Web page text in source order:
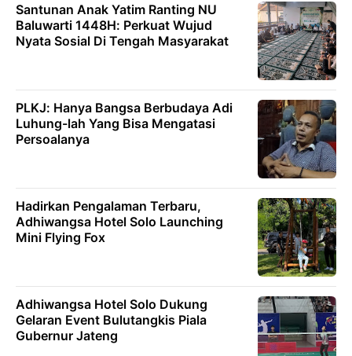
Santunan Anak Yatim Ranting NU
Baluwarti 1448H: Perkuat Wujud
Nyata Sosial Di Tengah Masyarakat
PLKJ: Hanya Bangsa Berbudaya Adi
Luhung-lah Yang Bisa Mengatasi
Persoalanya
Hadirkan Pengalaman Terbaru,
Adhiwangsa Hotel Solo Launching
Mini Flying Fox
Adhiwangsa Hotel Solo Dukung
Gelaran Event Bulutangkis Piala
Gubernur Jateng